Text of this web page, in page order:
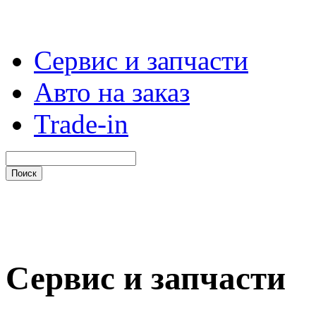
Сервис и запчасти
Авто на заказ
Trade-in
Сервис и запчасти